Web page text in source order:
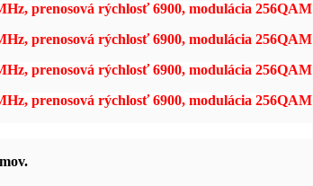
prenosová rýchlosť 6900, modulácia 256QAM
prenosová rýchlosť 6900, modulácia 256QAM
prenosová rýchlosť 6900, modulácia 256QAM
prenosová rýchlosť 6900, modulácia 256QAM